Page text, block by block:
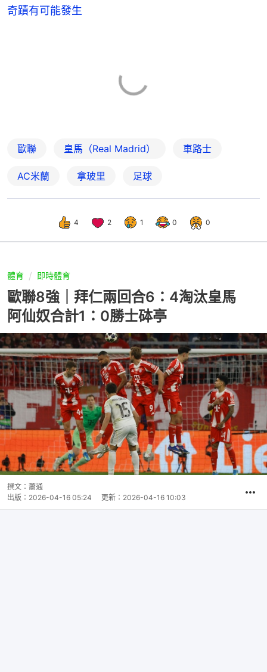
奇蹟有可能發生
歐聯 皇馬（Real Madrid） 車路士
AC米蘭 拿玻里 足球
4 2 1 0 0
體育 即時體育
歐聯8強｜拜仁兩回合6：4淘汰皇馬
阿仙奴合計1：0勝士砵亭
撰文： 蕭通
出版： 2026-04-16 05:24 更新： 2026-04-16 10:03